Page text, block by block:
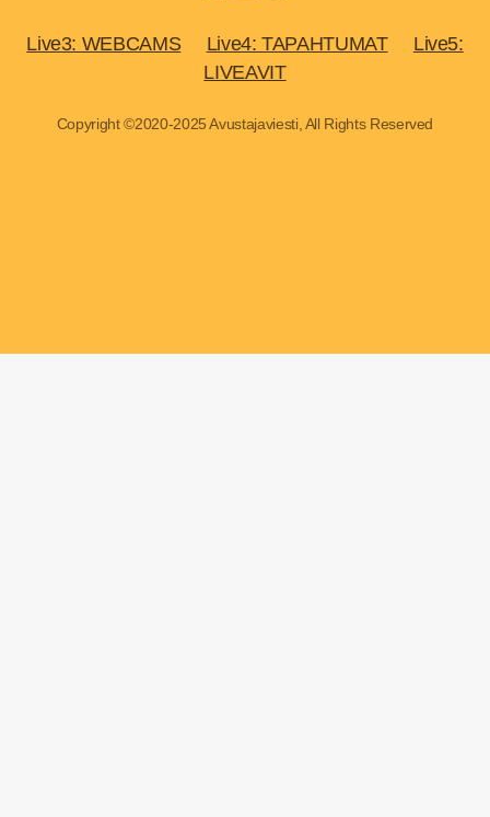
Live3: WEBCAMS Live4: TAPAHTUMAT
Live5:
LIVEAVIT
Copyright ©2020-2025 Avustajaviesti, All Rights Reserved